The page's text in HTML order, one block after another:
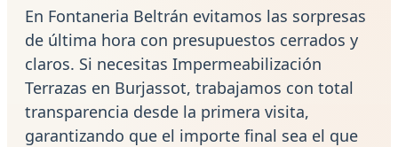
En Fontaneria Beltrán evitamos las sorpresas
de última hora con presupuestos cerrados y
claros. Si necesitas Impermeabilización
Terrazas en Burjassot, trabajamos con total
transparencia desde la primera visita,
garantizando que el importe final sea el que